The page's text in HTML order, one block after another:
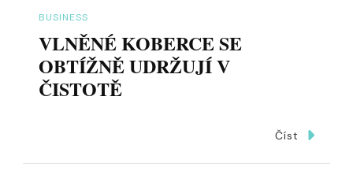
BUSINESS
VLNĚNÉ KOBERCE SE
OBTÍŽNĚ UDRŽUJÍ V
ČISTOTĚ
Číst